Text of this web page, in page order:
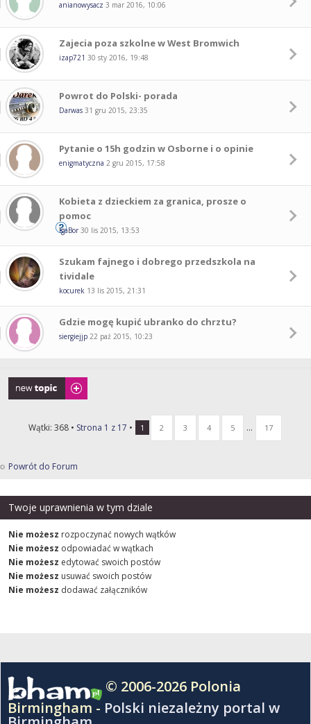
anianowysacz 3 mar 2016, 10:06
Zajecia poza szkolne w West Bromwich
izap721 30 sty 2016, 19:48
Powrot do Polski- porada
Darwas 31 gru 2015, 23:35
Pytanie o 15h godzin w Osborne i o opinie
enigmatyczna 2 gru 2015, 17:58
Kobieta z dzieckiem za granica, prosze o
pomoc
IgaBor 30 lis 2015, 13:53
Szukam fajnego i dobrego przedszkola na
tividale
kocurek 13 lis 2015, 21:31
Gdzie mogę kupić ubranko do chrztu?
siergiejjp 22 paź 2015, 10:23
Napisz wątek
Wątki: 368 • Strona 1 z 17 • 1 2 3 4 5 ... 17
Powrót do Forum
Twoje uprawnienia w tym dziale
Nie możesz rozpoczynać nowych wątków
Nie możesz odpowiadać w wątkach
Nie możesz edytować swoich postów
Nie możesz usuwać swoich postów
Nie możesz dodawać załączników
© 2006-2026 Polonia
Birmingham - Polski niezależny portal w